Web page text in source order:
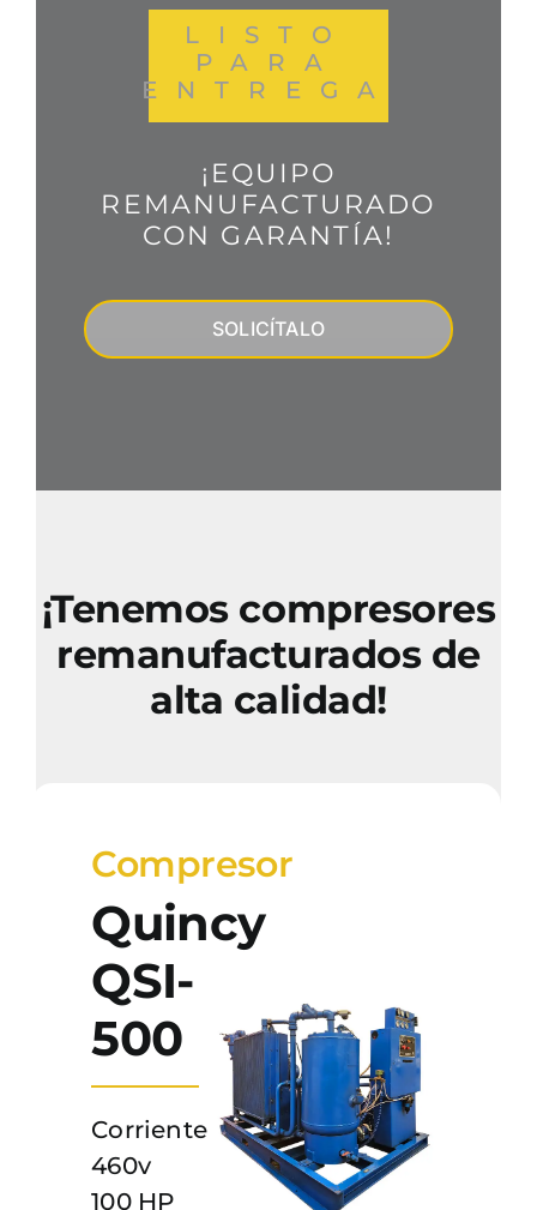
LISTO
PARA
ENTREGA
¡EQUIPO
REMANUFACTURADO
CON GARANTÍA!
SOLICÍTALO
¡Tenemos compresores
remanufacturados de
alta calidad!
Compresor
Quincy
QSI-
500
Corriente
460v
100 HP